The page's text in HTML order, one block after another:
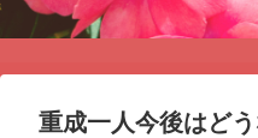
重成一人今後はど